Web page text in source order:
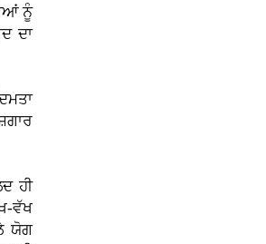
ਨੂੰ
ਦਾ
ਹੀ
ਵੱਖ
ਯੋਗ